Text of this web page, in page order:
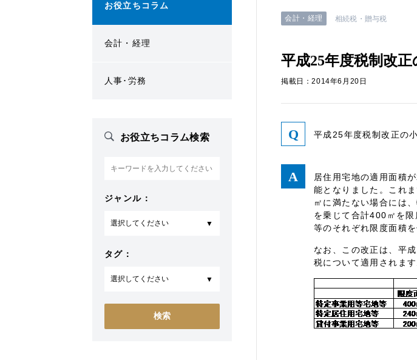
お役立ちコラム
会計・経理
人事･労務
お役立ちコラム検索
ジャンル：
タグ：
会計・経理 相続税・贈与税
平成25年度税制改
掲載日：2014年6月20日
平成25年度税制改正の
居住用宅地の適用面積
能となりました。これ
㎡に満たない場合には
を乗じて合計400㎡を
等のそれぞれ限度面積
なお、この改正は、平
税について適用されます